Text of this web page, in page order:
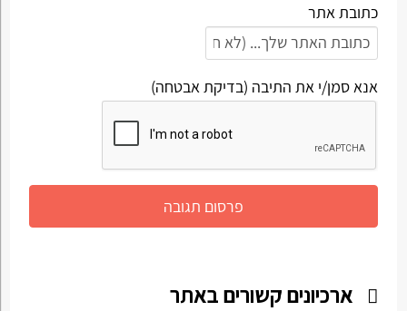
כתובת אתר
אנא סמן/י את התיבה (בדיקת אבטחה)
ארכיונים קשורים באתר